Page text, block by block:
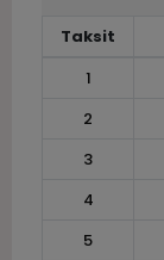
Taksit
1
2
3
4
5